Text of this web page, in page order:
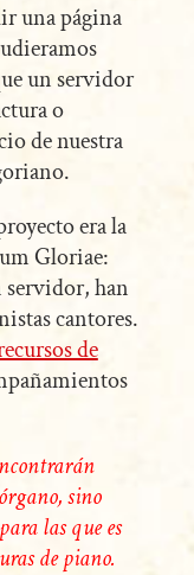
una página
un servidor
o
de nuestra
era la
Gloriae:
servidor, han
cantores.
de
sino
las que es
de piano.